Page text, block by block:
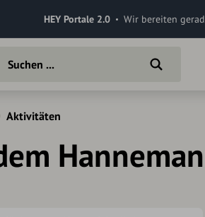
HEY Portale 2.0 Wir bereiten
Aktivitäten